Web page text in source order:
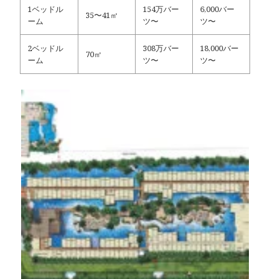
1ベッドル
ーム
35〜41㎡
154万バー
ツ〜
6,000バー
ツ〜
2ベッドル
ーム
70㎡
308万バー
ツ〜
18,000バー
ツ〜